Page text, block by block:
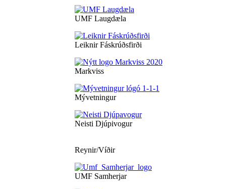
UMF Laugdæla
Leiknir Fáskrúðsfirði
Markviss
Mývetningur
Neisti Djúpivogur
Reynir/Víðir
UMF Samherjar